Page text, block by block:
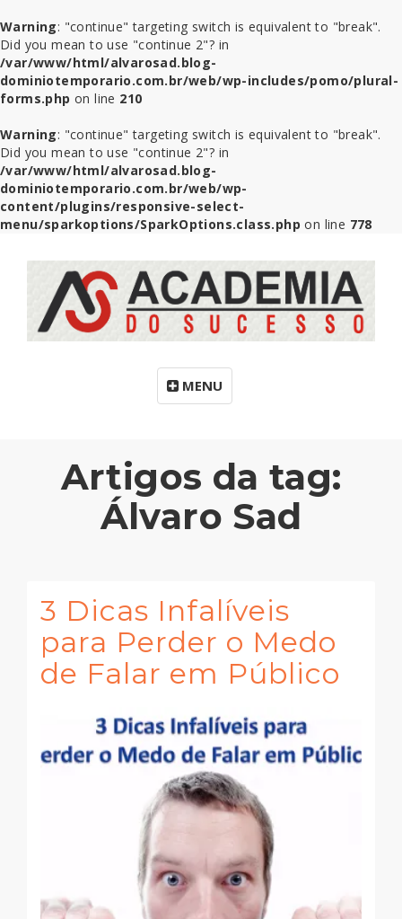
Warning: "continue" targeting switch is equivalent to "break".
Did you mean to use "continue 2"? in
/var/www/html/alvarosad.blog-
dominiotemporario.com.br/web/wp-includes/pomo/plural-
forms.php on line 210
Warning: "continue" targeting switch is equivalent to "break".
Did you mean to use "continue 2"? in
/var/www/html/alvarosad.blog-
dominiotemporario.com.br/web/wp-
content/plugins/responsive-select-
menu/sparkoptions/SparkOptions.class.php on line 778
MENU
Artigos da tag:
Álvaro Sad
3 Dicas Infalíveis
para Perder o Medo
de Falar em Público